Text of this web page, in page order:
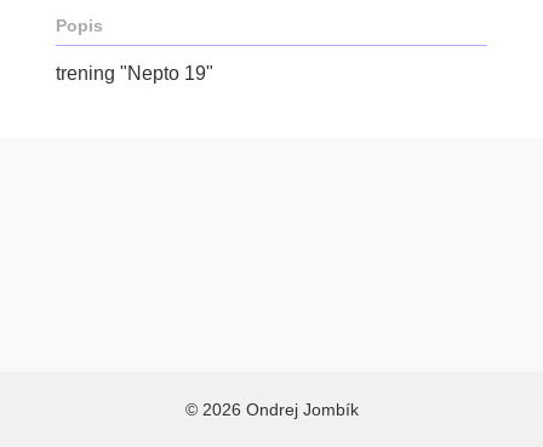
Popis
trening "Nepto 19"
© 2026 Ondrej Jombík